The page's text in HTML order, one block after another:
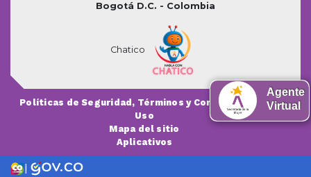
Bogotá D.C. - Colombia
Chatico
Políticas de Seguridad, Términos y Condiciones de
Uso
Mapa del sitio
Aplicativos
|
Agente
Virtual